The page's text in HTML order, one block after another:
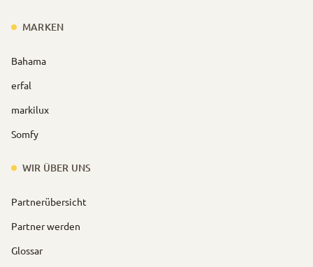
MARKEN
Bahama
erfal
markilux
Somfy
WIR ÜBER UNS
Partnerübersicht
Partner werden
Glossar